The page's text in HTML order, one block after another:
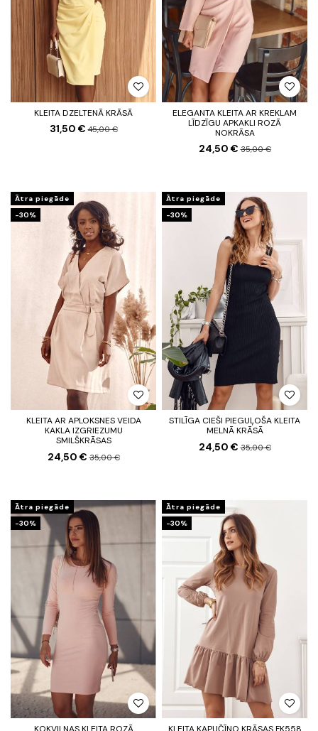
KLEITA DZELTENĀ KRĀSĀ
31,50 €45,00 €
ELEGANTA KLEITA AR KREKLAM
LĪDZĪGU APKAKLI ROZĀ
NOKRĀSA
24,50 €35,00 €
Ātra piegāde
-30%
KLEITA AR APLOKSNES VEIDA
KAKLA IZGRIEZUMU
SMILŠKRĀSAS
24,50 €35,00 €
Ātra piegāde
-30%
STILĪGA CIEŠI PIEGUĻOŠA KLEITA
MELNĀ KRĀSĀ
24,50 €35,00 €
Ātra piegāde
-30%
Ātra piegāde
-30%